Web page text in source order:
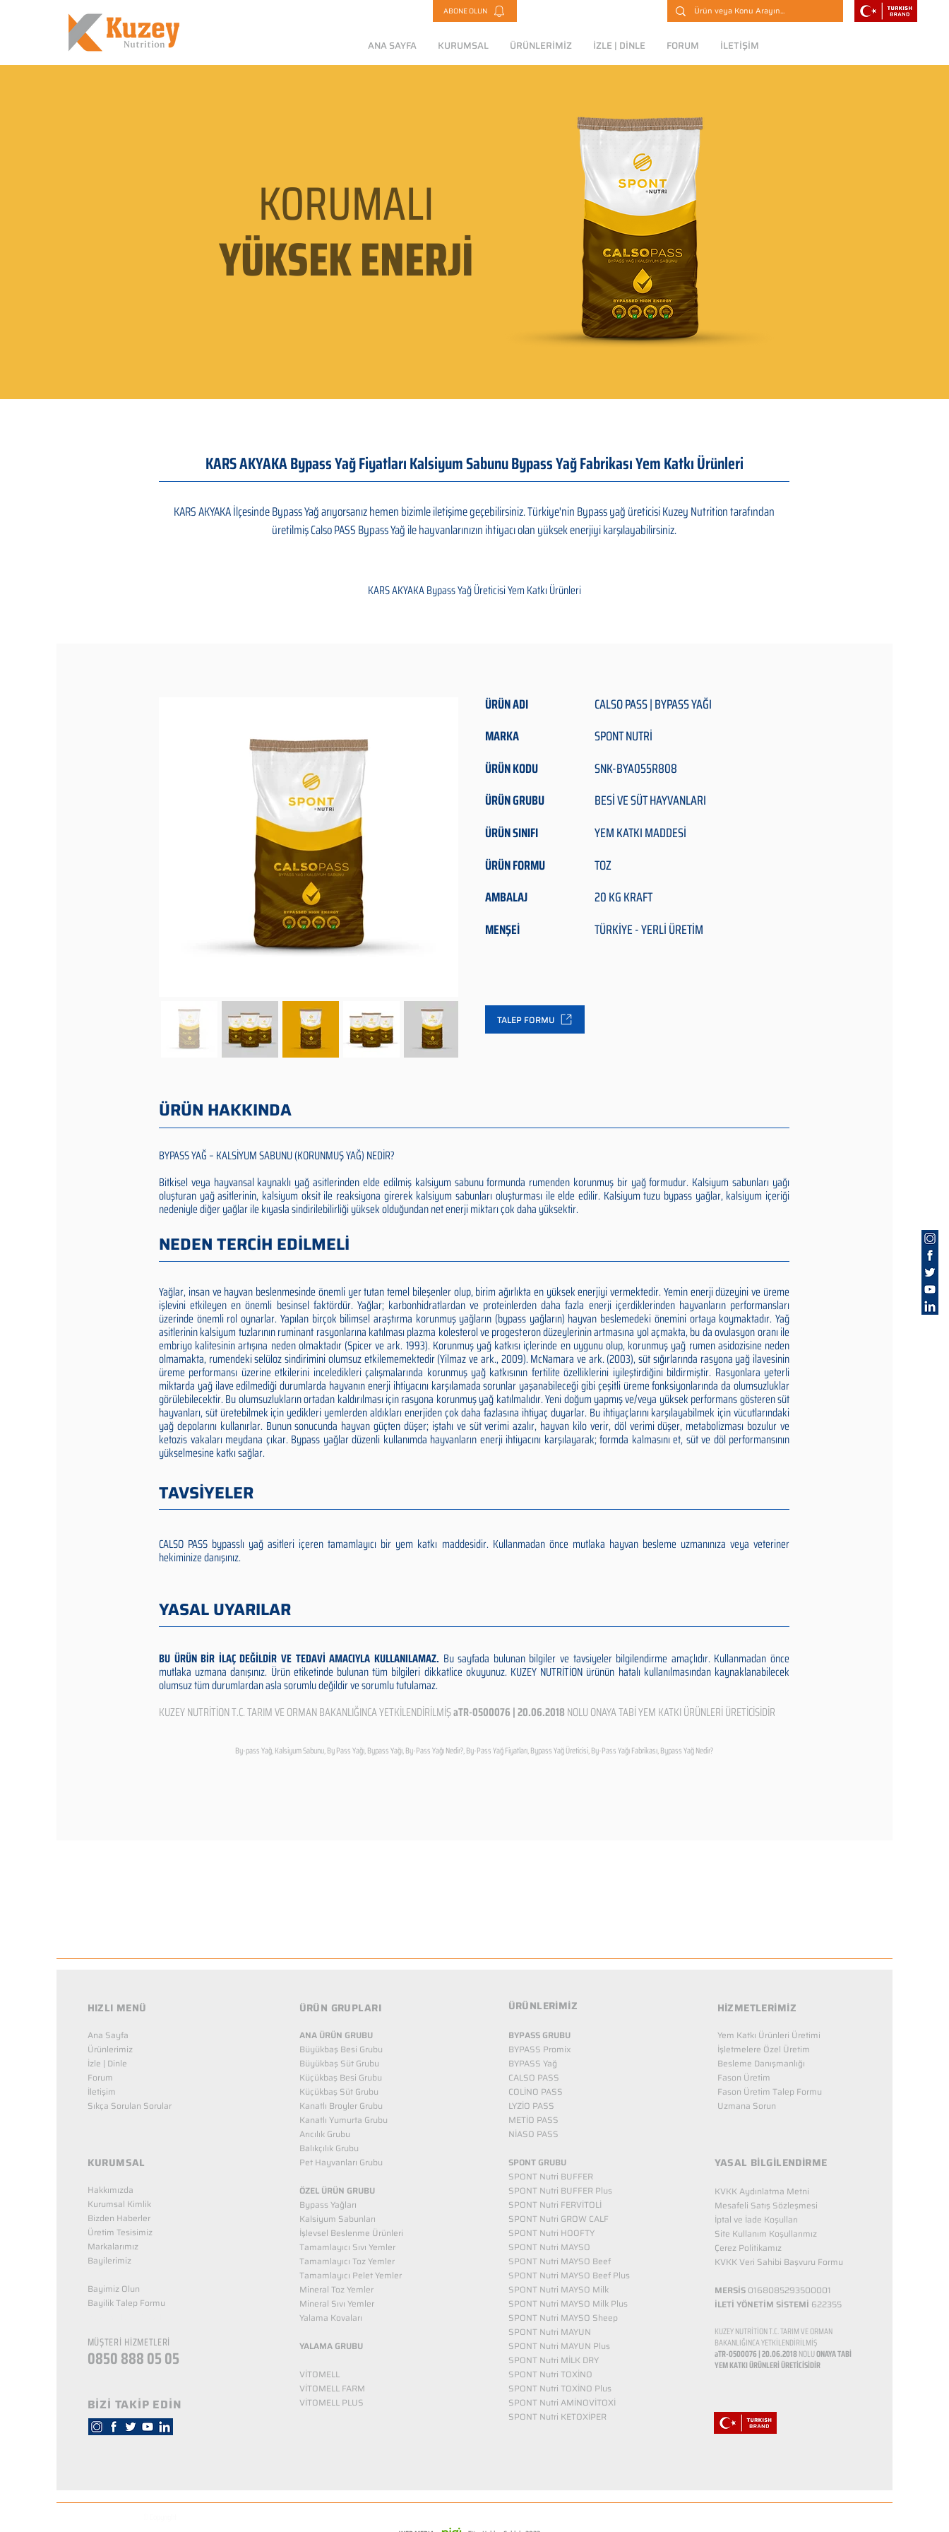
ABONE OLUN
ANA SAYFA KURUMSAL ÜRÜNLERİMİZ İZLE | DİNLE FORUM İLETİŞİM
KORUMALI
YÜKSEK ENERJİ
KARS AKYAKA Bypass Yağ Fiyatları Kalsiyum Sabunu Bypass Yağ Fabrikası Yem Katkı Ürünleri
KARS AKYAKA İlçesinde Bypass Yağ arıyorsanız hemen bizimle iletişime geçebilirsiniz. Türkiye'nin Bypass yağ üreticisi Kuzey Nutrition tarafından
üretilmiş Calso PASS Bypass Yağ ile hayvanlarınızın ihtiyacı olan yüksek enerjiyi karşılayabilirsiniz.
KARS AKYAKA Bypass Yağ Üreticisi Yem Katkı Ürünleri
ÜRÜN ADI
CALSO PASS | BYPASS YAĞI
MARKA
SPONT NUTRİ
ÜRÜN KODU
SNK-BYA055R808
ÜRÜN GRUBU
BESİ VE SÜT HAYVANLARI
ÜRÜN SINIFI
YEM KATKI MADDESİ
ÜRÜN FORMU
TOZ
AMBALAJ
20 KG KRAFT
MENŞEİ
TÜRKİYE - YERLİ ÜRETİM
TALEP FORMU
ÜRÜN HAKKINDA
BYPASS YAĞ – KALSİYUM SABUNU (KORUNMUŞ YAĞ) NEDİR?
Bitkisel veya hayvansal kaynaklı yağ asitlerinden elde edilmiş kalsiyum sabunu formunda rumenden korunmuş bir yağ formudur. Kalsiyum sabunları yağı
oluşturan yağ asitlerinin, kalsiyum oksit ile reaksiyona girerek kalsiyum sabunları oluşturması ile elde edilir. Kalsiyum tuzu bypass yağlar, kalsiyum içeriği
nedeniyle diğer yağlar ile kıyasla sindirilebilirliği yüksek olduğundan net enerji miktarı çok daha yüksektir.
NEDEN TERCİH EDİLMELİ
Yağlar, insan ve hayvan beslenmesinde önemli yer tutan temel bileşenler olup, birim ağırlıkta en yüksek enerjiyi vermektedir. Yemin enerji düzeyini ve üreme
işlevini etkileyen en önemli besinsel faktördür. Yağlar; karbonhidratlardan ve proteinlerden daha fazla enerji içerdiklerinden hayvanların performansları
üzerinde önemli rol oynarlar. Yapılan birçok bilimsel araştırma korunmuş yağların (bypass yağların) hayvan beslemedeki önemini ortaya koymaktadır. Yağ
asitlerinin kalsiyum tuzlarının ruminant rasyonlarına katılması plazma kolesterol ve progesteron düzeylerinin artmasına yol açmakta, bu da ovulasyon oranı ile
embriyo kalitesinin artışına neden olmaktadır (Spicer ve ark. 1993). Korunmuş yağ katkısı içlerinde en uygunu olup, korunmuş yağ rumen asidozisine neden
olmamakta, rumendeki selüloz sindirimini olumsuz etkilememektedir (Yilmaz ve ark., 2009). McNamara ve ark. (2003), süt sığırlarında rasyona yağ ilavesinin
üreme performansı üzerine etkilerini inceledikleri çalışmalarında korunmuş yağ katkısının fertilite özelliklerini iyileştirdiğini bildirmiştir. Rasyonlara yeterli
miktarda yağ ilave edilmediği durumlarda hayvanın enerji ihtiyacını karşılamada sorunlar yaşanabileceği gibi çeşitli üreme fonksiyonlarında da olumsuzluklar
görülebilecektir. Bu olumsuzlukların ortadan kaldırılması için rasyona korunmuş yağ katılmalıdır. Yeni doğum yapmış ve/veya yüksek performans gösteren süt
hayvanları, süt üretebilmek için yedikleri yemlerden aldıkları enerjiden çok daha fazlasına ihtiyaç duyarlar. Bu ihtiyaçlarını karşılayabilmek için vücutlarındaki
yağ depolarını kullanırlar. Bunun sonucunda hayvan güçten düşer; iştahı ve süt verimi azalır, hayvan kilo verir, döl verimi düşer, metabolizması bozulur ve
ketozis vakaları meydana çıkar. Bypass yağlar düzenli kullanımda hayvanların enerji ihtiyacını karşılayarak; formda kalmasını et, süt ve döl performansının
yükselmesine katkı sağlar.
TAVSİYELER
CALSO PASS bypasslı yağ asitleri içeren tamamlayıcı bir yem katkı maddesidir. Kullanmadan önce mutlaka hayvan besleme uzmanınıza veya veteriner
hekiminize danışınız.
YASAL UYARILAR
BU ÜRÜN BİR İLAÇ DEĞİLDİR VE TEDAVİ AMACIYLA KULLANILAMAZ. Bu sayfada bulunan bilgiler ve tavsiyeler bilgilendirme amaçlıdır. Kullanmadan önce
mutlaka uzmana danışınız. Ürün etiketinde bulunan tüm bilgileri dikkatlice okuyunuz. KUZEY NUTRİTİON ürünün hatalı kullanılmasından kaynaklanabilecek
olumsuz tüm durumlardan asla sorumlu değildir ve sorumlu tutulamaz.
KUZEY NUTRİTİON T.C. TARIM VE ORMAN BAKANLIĞINCA YETKİLENDİRİLMİŞaTR-0500076 | 20.06.2018 NOLU ONAYA TABİ YEM KATKI ÜRÜNLERİ ÜRETİCİSİDİR
By-pass Yağ, Kalsiyum Sabunu, By Pass Yağı, Bypass Yağı, By-Pass Yağı Nedir?, By-Pass Yağ Fiyatları, Bypass Yağ Üreticisi, By-Pass Yağı Fabrikası, Bypass Yağ Nedir?
HIZLI MENÜ
Ana Sayfa
Ürünlerimiz
İzle | Dinle
Forum
İletişim
Sıkça Sorulan Sorular
KURUMSAL
Hakkımızda
Kurumsal Kimlik
Bizden Haberler
Üretim Tesisimiz
Markalarımız
Bayilerimiz
Bayimiz Olun
Bayilik Talep Formu
MÜŞTERİ HİZMETLERİ
0850 888 05 05
BİZİ TAKİP EDİN
ÜRÜN GRUPLARI
ANA ÜRÜN GRUBU
Büyükbaş Besi Grubu
Büyükbaş Süt Grubu
Küçükbaş Besi Grubu
Küçükbaş Süt Grubu
Kanatlı Broyler Grubu
Kanatlı Yumurta Grubu
Arıcılık Grubu
Balıkçılık Grubu
Pet Hayvanları Grubu
ÖZEL ÜRÜN GRUBU
Bypass Yağları
Kalsiyum Sabunları
İşlevsel Beslenme Ürünleri
Tamamlayıcı Sıvı Yemler​
Tamamlayıcı Toz Yemler
Tamamlayıcı Pelet Yemler
Mineral Toz Yemler
Mineral Sıvı Yemler
Yalama Kovaları
YALAMA GRUBU
VİTOMELL
VİTOMELL FARM
VİTOMELL PLUS
ÜRÜNLERİMİZ
BYPASS GRUBU
BYPASS Promix
BYPASS Yağ
CALSO PASS
COLİNO PASS
LYZİO PASS
METİO PASS
NİASO PASS
SPONT GRUBU
SPONT Nutri BUFFER
SPONT Nutri BUFFER Plus
SPONT Nutri FERVİTOLİ
SPONT Nutri GROW CALF
SPONT Nutri HOOFTY
SPONT Nutri MAYSO
SPONT Nutri MAYSO Beef
SPONT Nutri MAYSO Beef Plus
SPONT Nutri MAYSO Milk
SPONT Nutri MAYSO Milk Plus
SPONT Nutri MAYSO Sheep
SPONT Nutri MAYUN
SPONT Nutri MAYUN Plus
SPONT Nutri MİLK DRY
SPONT Nutri TOXİNO
SPONT Nutri TOXİNO Plus
SPONT Nutri AMİNOVİTOXİ
SPONT Nutri KETOXİPER
HİZMETLERİMİZ
Yem Katkı Ürünleri Üretimi
İşletmelere Özel Üretim
Besleme Danışmanlığı
Fason Üretim
Fason Üretim Talep Formu
Uzmana Sorun
YASAL BİLGİLENDİRME
KVKK Aydınlatma Metni
Mesafeli Satış Sözleşmesi
İptal ve İade Koşulları
Site Kullanım Koşullarımız
Çerez Politikamız
KVKK Veri Sahibi Başvuru Formu
MERSİS0168085293500001
İLETİ YÖNETİM SİSTEMİ 622355
KUZEY NUTRİTİON T.C. TARIM VE ORMAN
BAKANLIĞINCA YETKİLENDİRİLMİŞ
aTR-0500076 | 20.06.2018NOLUONAYA TABİ
YEM KATKI ÜRÜNLERİ ÜRETİCİSİDİR